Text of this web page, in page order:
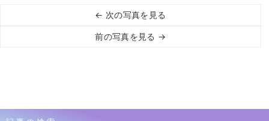
← 次の写真を見る
前の写真を見る →